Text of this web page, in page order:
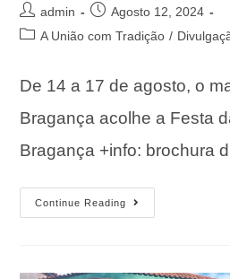
admin
Agosto 12, 2024
A União com Tradição /
De 14 a 17 de agosto, o
Bragança acolhe a Festa
Bragança +info: brochura
Continue Reading